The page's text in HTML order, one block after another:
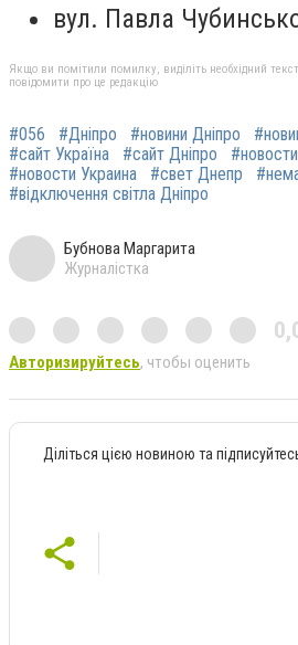
вул. Павла
Якщо ви помітили помилку, виділіть необхідний
повідомити про це редакцію
#056 #Дніпро #новини Дніпро
#сайт Україна
#сайт Дніпро
#новости Украина
#свет Днепр
#відключення світла Дніпро
Бубнова Маргарита
Журналістка
Авторизируйтесь, чтобы оценить
Діліться цією новиною та